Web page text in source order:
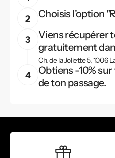
Choisis l'option
Viens récupérer
gratuitement
Ch. de la Joliette 5, 1006
Obtiens -10%
de ton passage.